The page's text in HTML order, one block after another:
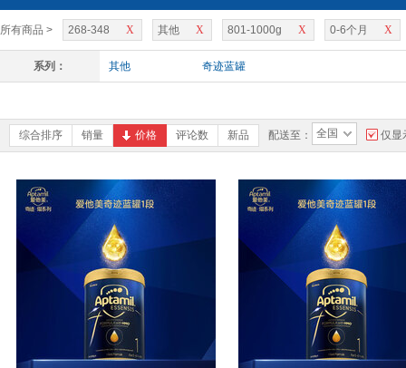
所有商品 > X
268-348 X
其他 X
801-1000g X
0-6个月
系列： 其他 奇迹蓝罐
综合排序 销量 价格 评论数 新品 配送至： 全国 仅显